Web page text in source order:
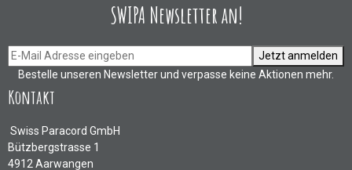
SWIPA Newsletter an!
Jetzt anmelden
Bestelle unseren Newsletter und verpasse keine Aktionen mehr.
Kontakt
Swiss Paracord GmbH
Bützbergstrasse 1
4912 Aarwangen